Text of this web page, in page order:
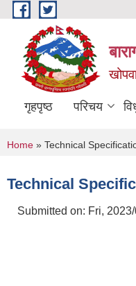
Skip to main content
गृहपृष्ठ परिचय
You are here
Home » Technical
Technical
Submitted on: Fri,